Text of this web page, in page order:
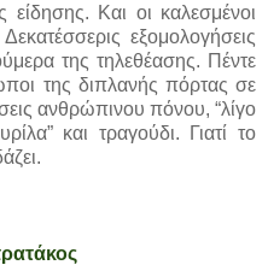
είδησης. Και οι καλεσμένοι
εξομολογήσεις
της τηλεθέασης. Πέντε
της διπλανής πόρτας σε
ανθρώπινου πόνου, “λίγο
και τραγούδι. Γιατί το